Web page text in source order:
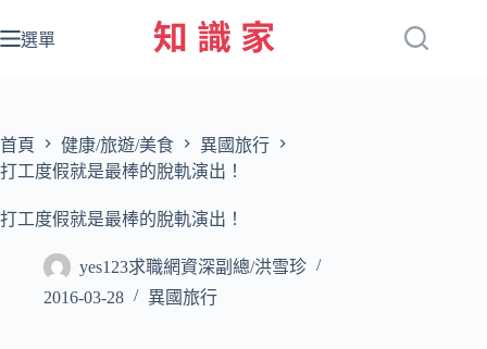
至
容
選單
首頁 健康/旅遊/美食
異國旅行
打工度假就是最棒的脫軌演出！
打工度假就是最棒的脫軌演出！
yes123求職網資深副總/洪雪珍
2016-03-28
異國旅行